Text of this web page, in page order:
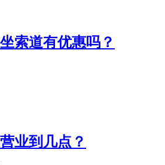
索道有优惠吗？
业到几点？